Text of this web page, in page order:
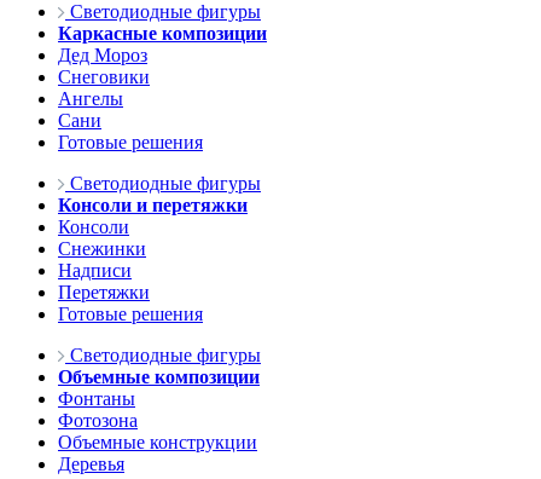
Светодиодные фигуры
Каркасные композиции
Дед Мороз
Снеговики
Ангелы
Сани
Готовые решения
Светодиодные фигуры
Консоли и перетяжки
Консоли
Снежинки
Надписи
Перетяжки
Готовые решения
Светодиодные фигуры
Объемные композиции
Фонтаны
Фотозона
Объемные конструкции
Деревья